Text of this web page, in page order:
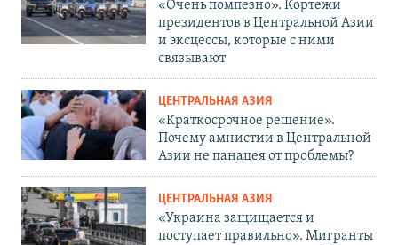
«Очень помпезно». Кортежи
президентов в Центральной Азии
и эксцессы, которые с ними
связывают
ЦЕНТРАЛЬНАЯ АЗИЯ
«Краткосрочное решение».
Почему амнистии в Центральной
Азии не панацея от проблемы?
ЦЕНТРАЛЬНАЯ АЗИЯ
«Украина защищается и
поступает правильно». Мигранты